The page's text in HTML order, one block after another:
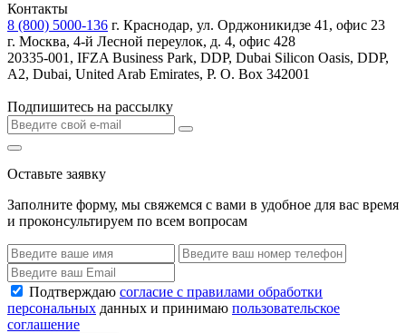
Контакты
8 (800) 5000-136 г. Краснодар, ул. Орджоникидзе 41, офис 23
г. Москва, 4-й Лесной переулок, д. 4, офис 428
20335-001, IFZA Business Park, DDP, Dubai Silicon Oasis, DDP,
A2, Dubai, United Arab Emirates, P. O. Box 342001
Подпишитесь на рассылку
Оставьте заявку
Заполните форму, мы свяжемся с вами в удобное для вас время
и проконсультируем по всем вопросам
Подтверждаю согласие с правилами обработки
персональных данных и принимаю пользовательское
соглашение